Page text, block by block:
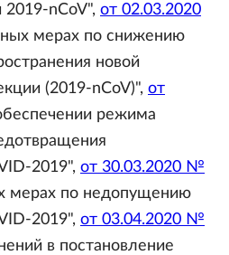
nCoV", от 02.03.2020
мерах по снижению
новой
(2019-nCoV)", от
режима
2019", от 30.03.2020 №
мерах по недопущению
2019", от 03.04.2020 №
в постановление